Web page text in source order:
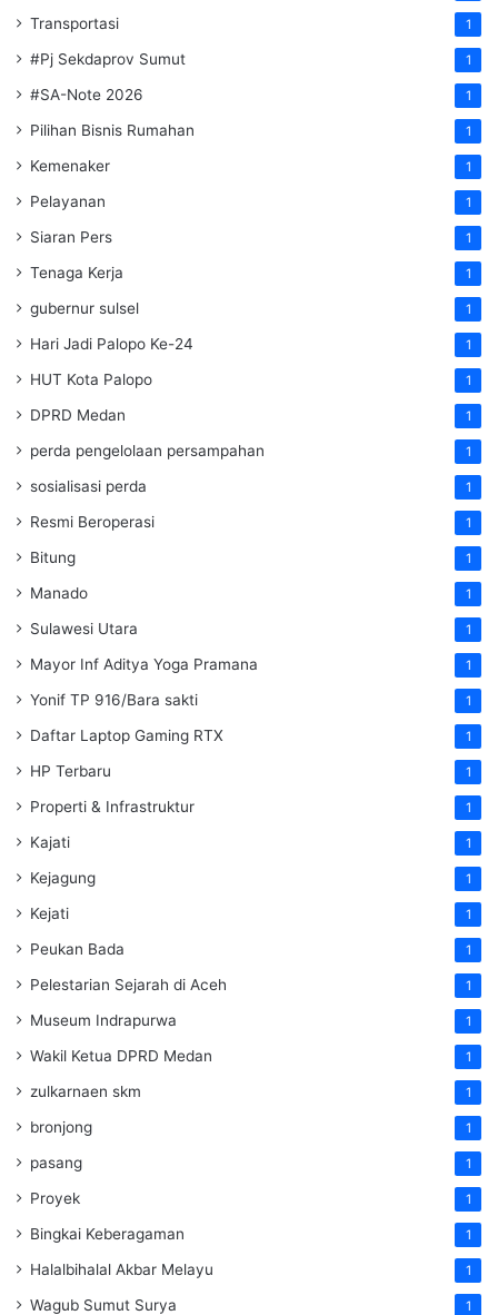
Transportasi 1
#Pj Sekdaprov Sumut 1
#SA-Note 2026 1
Pilihan Bisnis Rumahan 1
Kemenaker 1
Pelayanan 1
Siaran Pers 1
Tenaga Kerja 1
gubernur sulsel 1
Hari Jadi Palopo Ke-24 1
HUT Kota Palopo 1
DPRD Medan 1
perda pengelolaan persampahan 1
sosialisasi perda 1
Resmi Beroperasi 1
Bitung 1
Manado 1
Sulawesi Utara 1
Mayor Inf Aditya Yoga Pramana 1
Yonif TP 916/Bara sakti 1
Daftar Laptop Gaming RTX 1
HP Terbaru 1
Properti & Infrastruktur 1
Kajati 1
Kejagung 1
Kejati 1
Peukan Bada 1
Pelestarian Sejarah di Aceh 1
Museum Indrapurwa 1
Wakil Ketua DPRD Medan 1
zulkarnaen skm 1
bronjong 1
pasang 1
Proyek 1
Bingkai Keberagaman 1
Halalbihalal Akbar Melayu 1
Wagub Sumut Surya 1